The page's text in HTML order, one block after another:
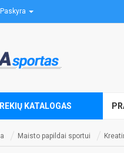
Paskyra
KATALOGAS
Maisto papildai sportui